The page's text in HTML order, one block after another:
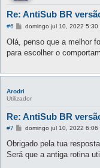
Re: AntiSub BR
#6
M
n
s
a
m
domingo jul 10, 2022 5:30
Olá, penso que a melhor
para escolher o
Arodri
Utilizador
Re: AntiSub BR
#7
M
n
s
a
domingo jul 10, 2022 6:06
Obrigado pela tua
Será que a antiga rotina